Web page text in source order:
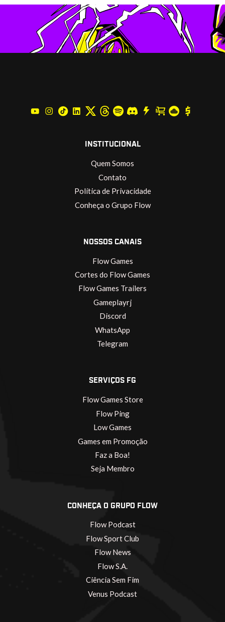
INSTITUCIONAL
Quem Somos
Contato
Política de Privacidade
Conheça o Grupo Flow
NOSSOS CANAIS
Flow Games
Cortes do Flow Games
Flow Games Trailers
Gameplayrj
Discord
WhatsApp
Telegram
SERVIÇOS FG
Flow Games Store
Flow Ping
Low Games
Games em Promoção
Faz a Boa!
Seja Membro
CONHEÇA O GRUPO FLOW
Flow Podcast
Flow Sport Club
Flow News
Flow S.A.
Ciência Sem Fim
Venus Podcast